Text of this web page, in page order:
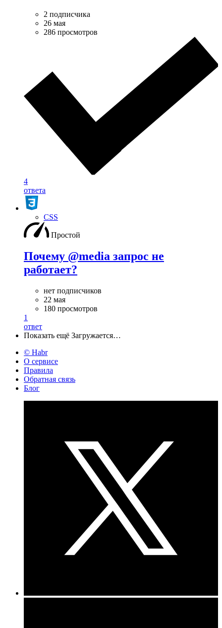
2 подписчика
26 мая
286 просмотров
4
ответа
CSS
Простой
Почему @media запрос не
работает?
нет подписчиков
22 мая
180 просмотров
1
ответ
Показать ещё Загружается…
© Habr
О сервисе
Правила
Обратная связь
Блог